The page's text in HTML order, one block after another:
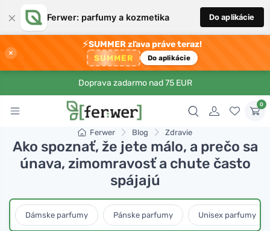
× Ferwer: parfumy a kozmetika Do aplikácie
×
⚡SUMMER zľava práve teraz!
SUMMER Do aplikácie
Doprava zadarmo nad 75 EUR
0
Ferwer Blog Zdravie
Ako spoznať, že jete málo, a prečo sa
únava, zimomravosť a chute často
spájajú
Dámske parfumy Pánske parfumy Unisex parfumy